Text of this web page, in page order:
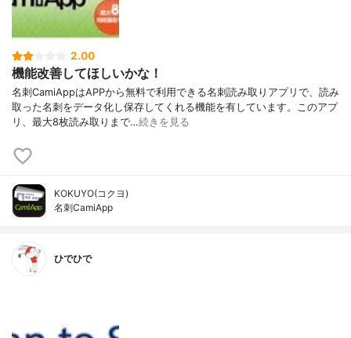
2.00
機能改善してほしいかな！
名刺CamiAppはAPPから無料で利用できる名刺読み取りアプリで、読み
取った名刺をデータ化し保存してくれる機能を有しています。このアプ
リ、最大8枚読み取りまで…続きを見る
KOKUYO(コクヨ)
名刺CamiApp
ひでひで